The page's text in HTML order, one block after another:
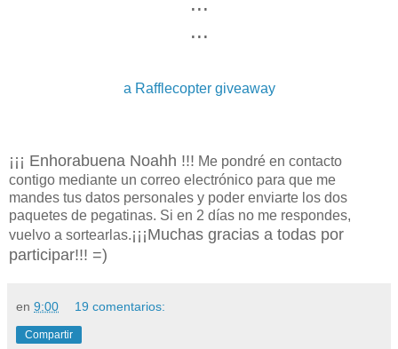
...
a Rafflecopter giveaway
¡¡¡ Enhorabuena Noahh !!! Me pondré en contacto
contigo mediante un correo electrónico para que me
mandes tus datos personales y poder enviarte los dos
paquetes de pegatinas. Si en 2 días no me respondes,
vuelvo a sortearlas.¡¡¡Muchas gracias a todas por
participar!!! =)
en 9:00 19 comentarios:
Compartir